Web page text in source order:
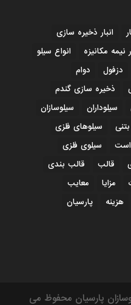
انبار ذخیره سازی
نیمه مکانیزه
انواع سیلو
دزفول
دوام
ذخیره سازی گندم
سیلوداران
سیلوسازان
سیلوهای فلزی
است
سیلوی فلزی
قالب
قالب بندی
مزایا
معایب
هزینه
پارسیان
پارسیان محفوظ می